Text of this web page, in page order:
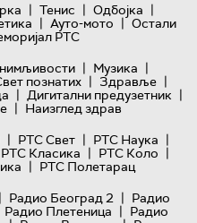
| Тенис | Одбојка |
| Ауто-мото | Остали
РТС
| Музика |
познатих | Здравље |
| Дигитални предузетник |
| Наизглед здрав
| РТС Свет | РТС Наука |
РТС Класика | РТС Коло |
| РТС Полетарац
| Радио Београд 2 | Радио
Радио Плетеница | Радио